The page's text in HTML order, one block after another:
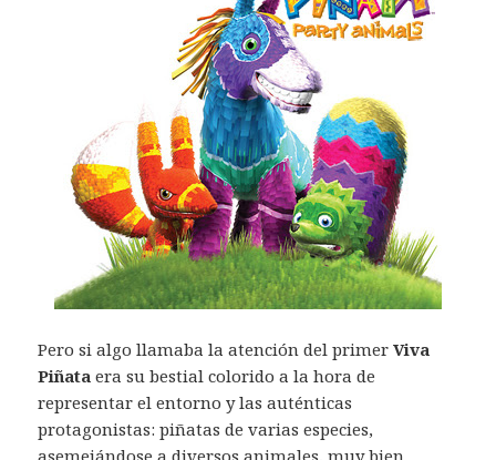
Pero si algo llamaba la atención del primerViva
Piñata era su bestial colorido a la hora de
representar el entorno y las auténticas
protagonistas: piñatas de varias especies,